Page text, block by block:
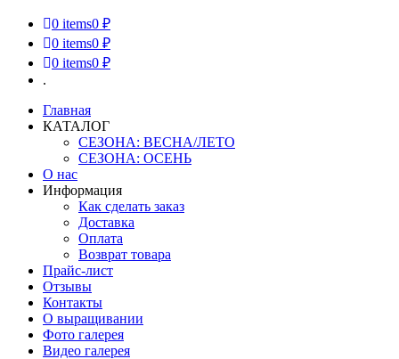
0 items0 ₽
0 items0 ₽
0 items0 ₽
.
Главная
КАТАЛОГ
СЕЗОНА: ВЕСНА/ЛЕТО
СЕЗОНА: ОСЕНЬ
О нас
Информация
Как сделать заказ
Доставка
Оплата
Возврат товара
Прайс-лист
Отзывы
Контакты
О выращивании
Фото галерея
Видео галерея